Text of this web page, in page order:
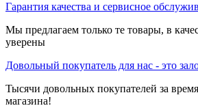
Гарантия качества и сервисное
Мы предлагаем только те товары, в
уверены
Довольный покупатель для нас - это
Тысячи довольных покупателей за
магазина!